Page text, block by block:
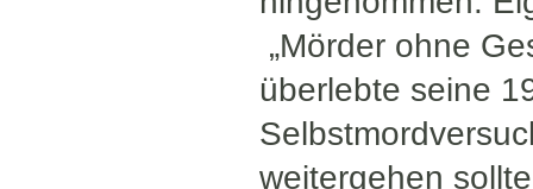
„Mörder ohne
überlebte seine
weitergehen